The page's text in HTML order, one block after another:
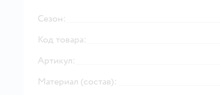
Сезон:
Код товара:
Артикул:
Материал (состав):